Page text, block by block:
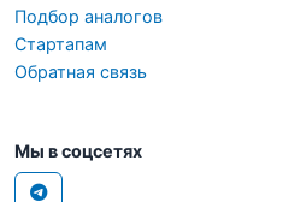
Подбор аналогов
Стартапам
Обратная связь
Мы в соцсетях